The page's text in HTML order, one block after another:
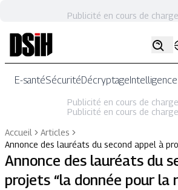
Publicité en cours de
E-santéSécuritéDécryptage
Publicité en cours de
Publicité en cours de
Accueil
Articles
Annonce des lauréats du second appel à
Annonce des lauréats du
projets “la donnée pour la